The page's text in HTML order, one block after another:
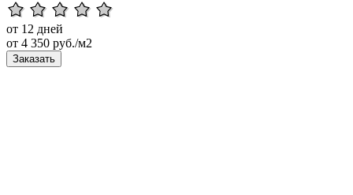
от 12 дней
от 4 350 руб./м2
Заказать